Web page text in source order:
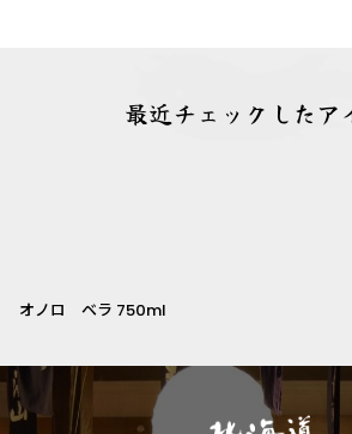
最近チェックしたア
オノロ ベラ 750ml